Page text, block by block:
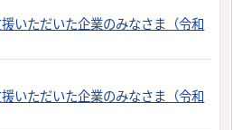
いただいた企業のみなさま（令和
いただいた企業のみなさま（令和